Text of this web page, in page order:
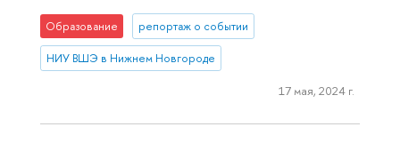
Образование репортаж о событии
НИУ ВШЭ в Нижнем Новгороде
17 мая, 2024 г.